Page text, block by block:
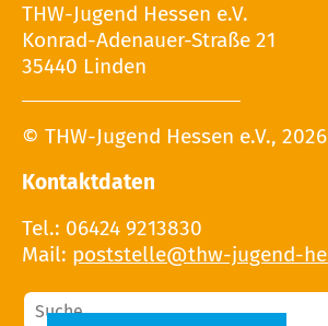
THW-Jugend Hessen e.V.
Konrad-Adenauer-Straße 21
35440 Linden
© THW-Jugend Hessen e.V., 2026
Kontaktdaten
Tel.: 06424 9213830
Mail: